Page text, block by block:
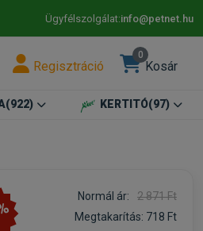
Ügyfélszolgálat:info@petnet.hu
Regisztráció
0
Kosár
(922) KERTITÓ(97)
Normál ár:
2 871 Ft
Megtakarítás: 718 Ft